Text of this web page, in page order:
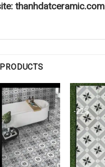
thanhdatceramic.com
-22%